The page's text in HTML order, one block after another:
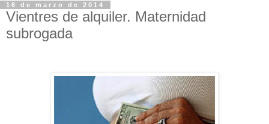
16 de marzo de 2014
Vientres de alquiler. Maternidad
subrogada